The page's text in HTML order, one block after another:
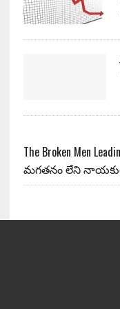
The Broken Men
మగతనం లేని